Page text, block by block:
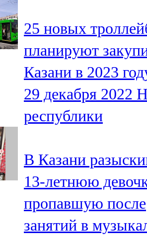
91,0 FM
Шәмәрдән
102,3 FM
Яңа чишмә
107,0 FM
105,5 FM
25 новых
планируют
Казани в 2023
29 декабря 2022
республики
В Казани
13-летнюю
пропавшую после
занятий в